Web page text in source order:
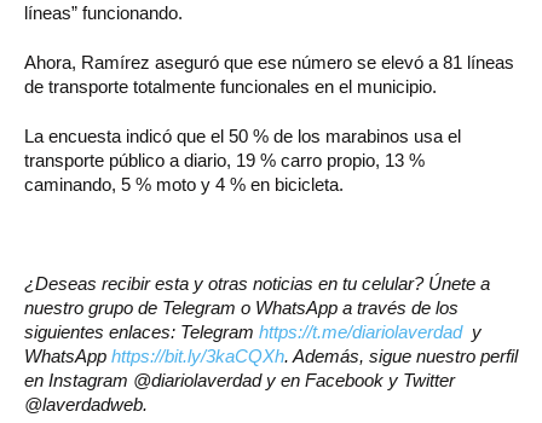
líneas” funcionando.
Ahora, Ramírez aseguró que ese número se elevó a 81 líneas
de transporte totalmente funcionales en el municipio.
La encuesta indicó que el 50 % de los marabinos usa el
transporte público a diario, 19 % carro propio, 13 %
caminando, 5 % moto y 4 % en bicicleta.
¿Deseas recibir esta y otras noticias en tu celular? Únete a
nuestro grupo de Telegram o WhatsApp a través de los
siguientes enlaces: Telegram https://t.me/diariolaverdady
WhatsApp https://bit.ly/3kaCQXh. Además, sigue nuestro perfil
en Instagram @diariolaverdad y en Facebook y Twitter
@laverdadweb.